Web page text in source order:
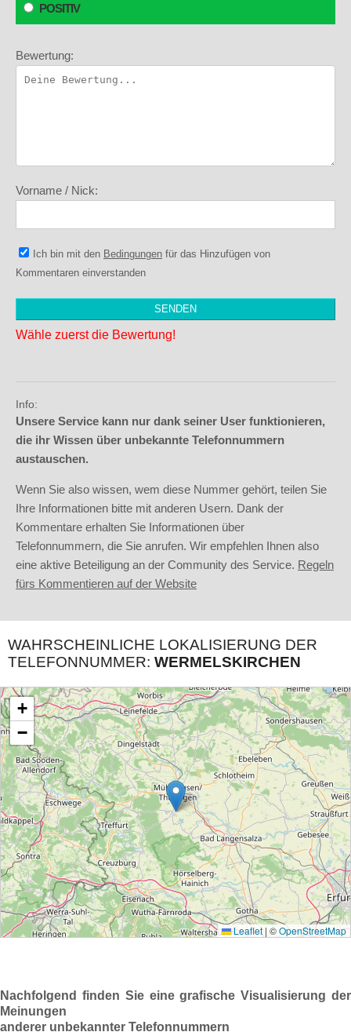
POSITIV
Bewertung:
Vorname / Nick:
Ich bin mit den Bedingungen für das Hinzufügen von
Kommentaren einverstanden
Wähle zuerst die Bewertung!
Info:
Unsere Service kann nur dank seiner User funktionieren,
die ihr Wissen über unbekannte Telefonnummern
austauschen.
Wenn Sie also wissen, wem diese Nummer gehört, teilen Sie
Ihre Informationen bitte mit anderen Usern. Dank der
Kommentare erhalten Sie Informationen über
Telefonnummern, die Sie anrufen. Wir empfehlen Ihnen also
eine aktive Beteiligung an der Community des Service. Regeln
fürs Kommentieren auf der Website
WAHRSCHEINLICHE LOKALISIERUNG DER
TELEFONNUMMER: WERMELSKIRCHEN
Nachfolgend finden Sie eine grafische Visualisierung der
Meinungen
anderer unbekannter Telefonnummern